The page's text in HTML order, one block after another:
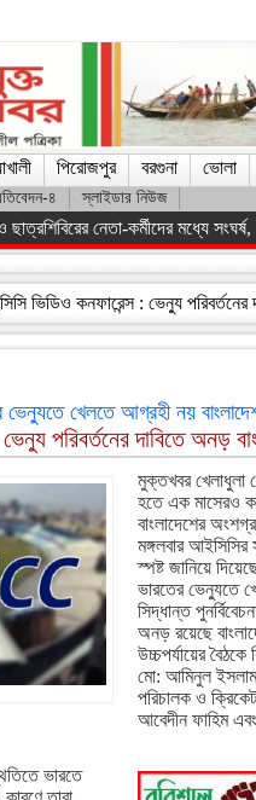
পিরোজপুর বরগুনা ভোলা
৪ স্লাইডার নিউজ
নেতা-কর্মীদের মধ্যে সংঘর্ষ,
ভিডিও কনফারেন্স : ভেন্যু
ভেন্যুতে খেলতে আগ্রহী নয়
পরিবর্তনের দাবিতে অনড়
মুক্তখবর খেলাধুলা
হতে এক মাসেরও
বাংলাদেশের
মঙ্গলবার আইসিসির
স্পষ্ট জানিয়ে
ভারতের ভেন্যুতে
সিদ্ধান্ত
অনড় রয়েছে
উচ্চপর্যায়ের
মো: আমিনুল ইসলাম,
পরিচালক ও
আবেদীন ফাহিম এবং
ভারতে